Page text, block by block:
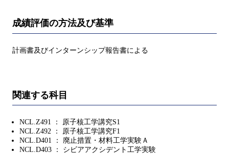
成績評価の方法及び基準
計画書及びインターンシップ報告書による
関連する科目
NCL.Z491 ： 原子核工学講究S1
NCL.Z492 ： 原子核工学講究F1
NCL.D401 ： 廃止措置・材料工学実験Ａ
NCL.D403 ： シビアアクシデント工学実験